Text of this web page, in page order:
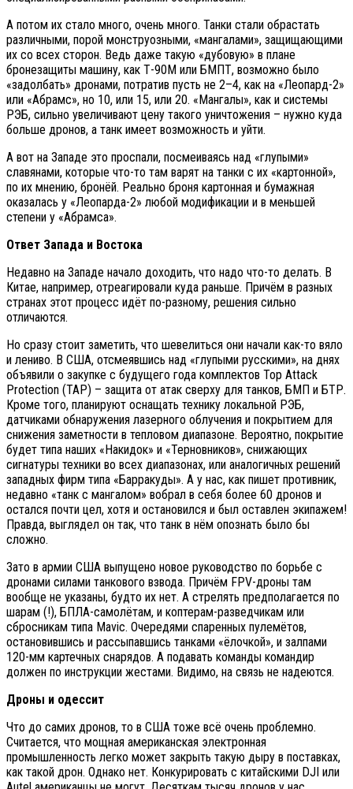
А потом их стало много, очень много. Танки стали обрастать
различными, порой монструозными, «мангалами», защищающими
их со всех сторон. Ведь даже такую «дубовую» в плане
бронезащиты машину, как Т-90М или БМПТ, возможно было
«задолбать» дронами, потратив пусть не 2–4, как на «Леопард-2»
или «Абрамс», но 10, или 15, или 20. «Мангалы», как и системы
РЭБ, сильно увеличивают цену такого уничтожения – нужно куда
больше дронов, а танк имеет возможность и уйти.
А вот на Западе это проспали, посмеиваясь над «глупыми»
славянами, которые что-то там варят на танки с их «картонной»,
по их мнению, бронёй. Реально броня картонная и бумажная
оказалась у «Леопарда-2» любой модификации и в меньшей
степени у «Абрамса».
Ответ Запада и Востока
Недавно на Западе начало доходить, что надо что-то делать. В
Китае, например, отреагировали куда раньше. Причём в разных
странах этот процесс идёт по-разному, решения сильно
отличаются.
Но сразу стоит заметить, что шевелиться они начали как-то вяло
и лениво. В США, отсмеявшись над «глупыми русскими», на днях
объявили о закупке с будущего года комплектов Top Attack
Protection (ТАР) – защита от атак сверху для танков, БМП и БТР.
Кроме того, планируют оснащать технику локальной РЭБ,
датчиками обнаружения лазерного облучения и покрытием для
снижения заметности в тепловом диапазоне. Вероятно, покрытие
будет типа наших «Накидок» и «Терновников», снижающих
сигнатуры техники во всех диапазонах, или аналогичных решений
западных фирм типа «Барракуды». А у нас, как пишет противник,
недавно «танк с мангалом» вобрал в себя более 60 дронов и
остался почти цел, хотя и остановился и был оставлен экипажем!
Правда, выглядел он так, что танк в нём опознать было бы
сложно.
Зато в армии США выпущено новое руководство по борьбе с
дронами силами танкового взвода. Причём FPV-дроны там
вообще не указаны, будто их нет. А стрелять предполагается по
шарам (!), БПЛА-самолётам, и коптерам-разведчикам или
сбросникам типа Mavic. Очередями спаренных пулемётов,
остановившись и рассыпавшись танками «ёлочкой», и залпами
120-мм картечных снарядов. А подавать команды командир
должен по инструкции жестами. Видимо, на связь не надеются.
Дроны и одессит
Что до самих дронов, то в США тоже всё очень проблемно.
Считается, что мощная американская электронная
промышленность легко может закрыть такую дыру в поставках,
как такой дрон. Однако нет. Конкурировать с китайскими DJI или